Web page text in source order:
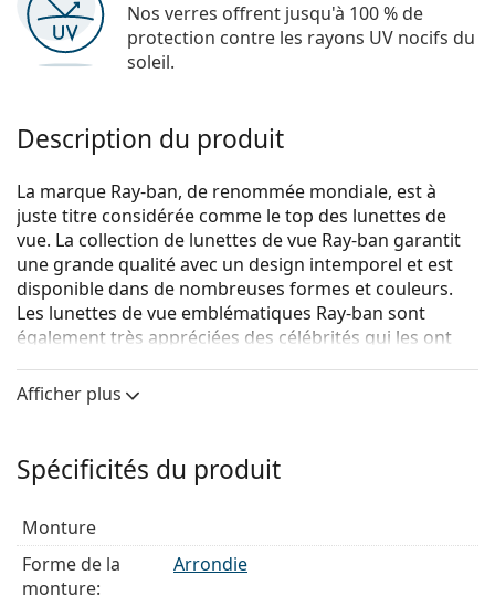
Nos verres offrent jusqu'à 100 % de
protection contre les rayons UV nocifs du
soleil.
Description du produit
La marque Ray-ban, de renommée mondiale, est à
juste titre considérée comme le top des lunettes de
vue. La collection de lunettes de vue Ray-ban garantit
une grande qualité avec un design intemporel et est
disponible dans de nombreuses formes et couleurs.
Les lunettes de vue emblématiques Ray-ban sont
également très appréciées des célébrités qui les ont
Ray-Ban Rob 0RX6472 2501
la fonction d'essai virtuel de Lentiamo.
La couleur argentée de la monture s'accorde
parfaitement avec tous les teints et des cheveux
roux, gris, blancs ou blond foncés.
Afficher plus
Spécificités du produit
Monture
Forme de la
monture:
Arrondie